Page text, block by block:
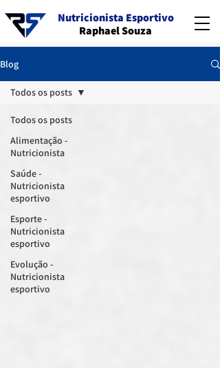
Nutricionista Esportivo
Raphael Souza
Blog
Todos os posts
Alimentação -
Nutricionista
Saúde -
Nutricionista
esportivo
Esporte -
Nutricionista
esportivo
Evolução -
Nutricionista
esportivo
Todos os posts